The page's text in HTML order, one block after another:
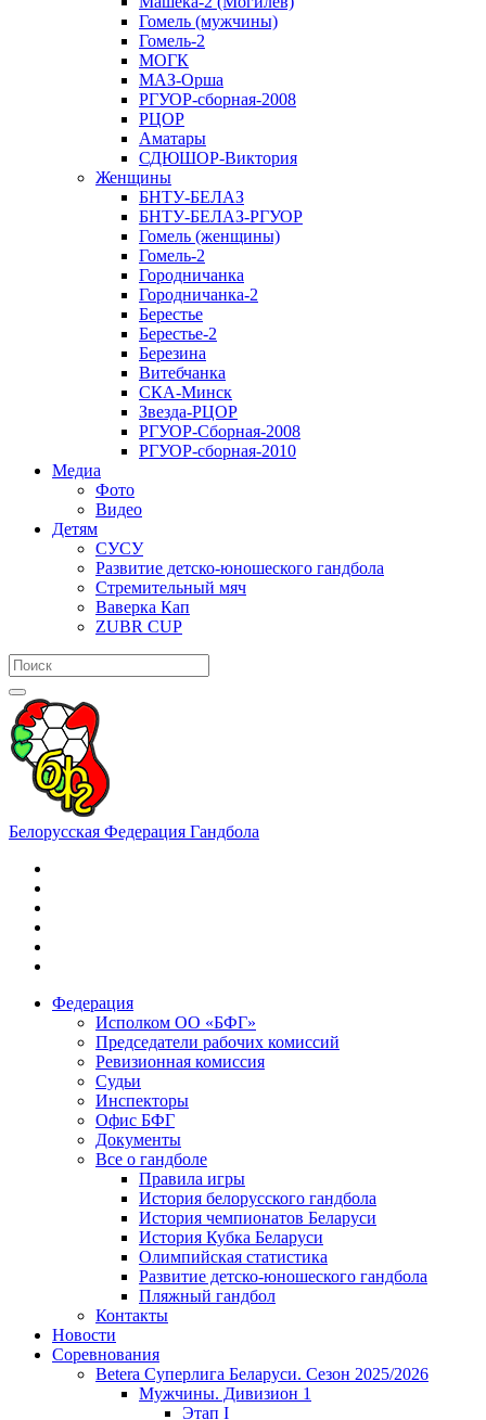
Гомель (мужчины)
Гомель-2
МОГК
МАЗ-Орша
РГУОР-сборная-2008
РЦОР
Аматары
СДЮШОР-Виктория
Женщины
БНТУ-БЕЛАЗ
БНТУ-БЕЛАЗ-РГУОР
Гомель (женщины)
Гомель-2
Городничанка
Городничанка-2
Берестье
Берестье-2
Березина
Витебчанка
СКА-Минск
Звезда-РЦОР
РГУОР-Сборная-2008
РГУОР-сборная-2010
Медиа
Фото
Видео
Детям
СУСУ
Развитие детско-юношеского гандбола
Стремительный мяч
Ваверка Кап
ZUBR CUP
Белорусская Федерация Гандбола
Федерация
Исполком ОО «БФГ»
Председатели рабочих комиссий
Ревизионная комиссия
Судьи
Инспекторы
Офис БФГ
Документы
Все о гандболе
Правила игры
История белорусского гандбола
История чемпионатов Беларуси
История Кубка Беларуси
Олимпийская статистика
Развитие детско-юношеского гандбола
Пляжный гандбол
Контакты
Новости
Соревнования
Betera Суперлига Беларуси. Сезон 2025/2026
Мужчины. Дивизион 1
Этап I